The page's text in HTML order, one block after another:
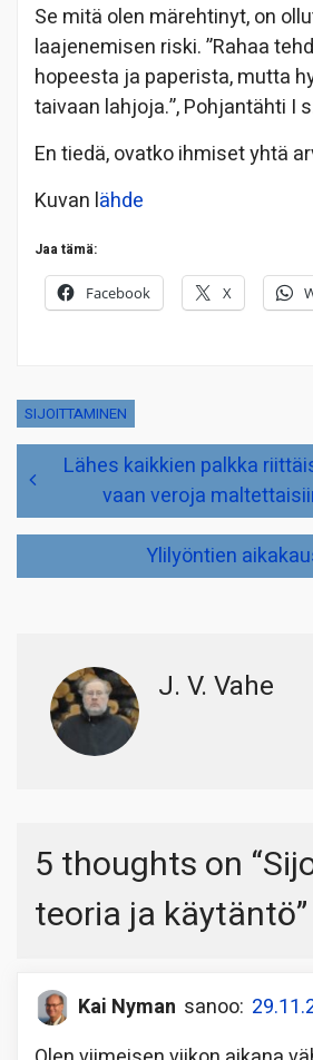
Se mitä olen märehtinyt, on
laajenemisen riski. ”Rahaa
hopeesta ja paperista, mutta
taivaan lahjoja.”, Pohjantähti I
En tiedä, ovatko ihmiset yhtä
Kuvan lähde
Jaa tämä:
Facebook X
SIJOITTAMINEN
Artikkelien
selaus Lähes kaikkien palkka
vaan veroja
Ylilyöntien
J. V. Vahe
5 thoughts on “
teoria ja käytäntö”
Kai Nyman sanoo: